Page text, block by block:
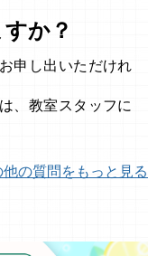
か？
申し出いただけれ
、教室スタッフに
他の質問をもっと見る